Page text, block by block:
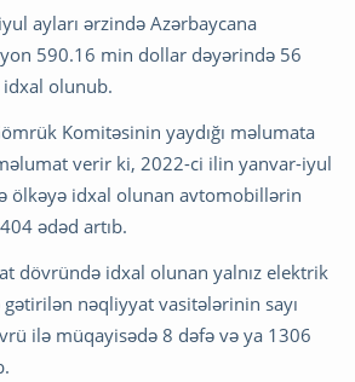
ayları ərzində Azərbaycana
590.16 min dollar dəyərində 56
olunub.
Komitəsinin yaydığı məlumata
verir ki, 2022-ci ilin yanvar-iyul
ölkəyə idxal olunan avtomobillərin
ədəd artıb.
dövründə idxal olunan yalnız elektrik
nəqliyyat vasitələrinin sayı
ilə müqayisədə 8 dəfə və ya 1306